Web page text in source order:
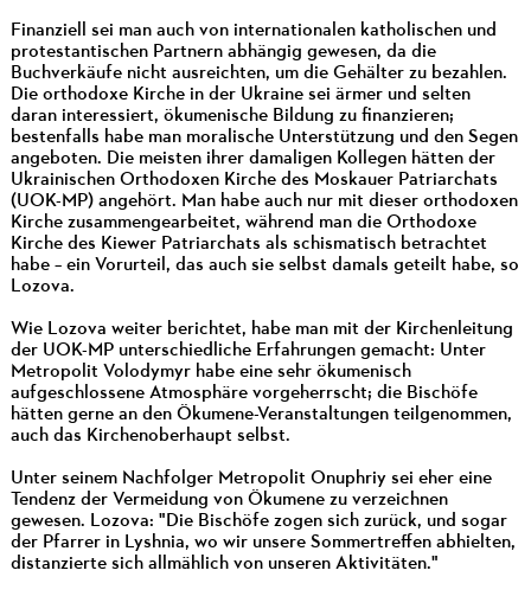
Finanziell sei man auch von internationalen katholischen und
protestantischen Partnern abhängig gewesen, da die
Buchverkäufe nicht ausreichten, um die Gehälter zu bezahlen.
Die orthodoxe Kirche in der Ukraine sei ärmer und selten
daran interessiert, ökumenische Bildung zu finanzieren;
bestenfalls habe man moralische Unterstützung und den Segen
angeboten. Die meisten ihrer damaligen Kollegen hätten der
Ukrainischen Orthodoxen Kirche des Moskauer Patriarchats
(UOK-MP) angehört. Man habe auch nur mit dieser orthodoxen
Kirche zusammengearbeitet, während man die Orthodoxe
Kirche des Kiewer Patriarchats als schismatisch betrachtet
habe – ein Vorurteil, das auch sie selbst damals geteilt habe, so
Lozova.
Wie Lozova weiter berichtet, habe man mit der Kirchenleitung
der UOK-MP unterschiedliche Erfahrungen gemacht: Unter
Metropolit Volodymyr habe eine sehr ökumenisch
aufgeschlossene Atmosphäre vorgeherrscht; die Bischöfe
hätten gerne an den Ökumene-Veranstaltungen teilgenommen,
auch das Kirchenoberhaupt selbst.
Unter seinem Nachfolger Metropolit Onuphriy sei eher eine
Tendenz der Vermeidung von Ökumene zu verzeichnen
gewesen. Lozova: "Die Bischöfe zogen sich zurück, und sogar
der Pfarrer in Lyshnia, wo wir unsere Sommertreffen abhielten,
distanzierte sich allmählich von unseren Aktivitäten."